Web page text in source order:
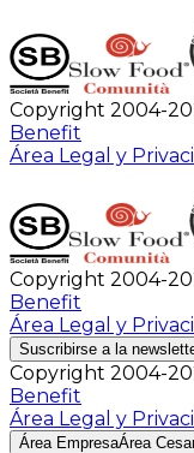
Copyright 2004-
Benefit
Área Legal y
Copyright 2004-
Benefit
Área Legal y
Suscribirse a la
Copyright 2004-
Benefit
Área Legal y
Área EmpresaÁrea